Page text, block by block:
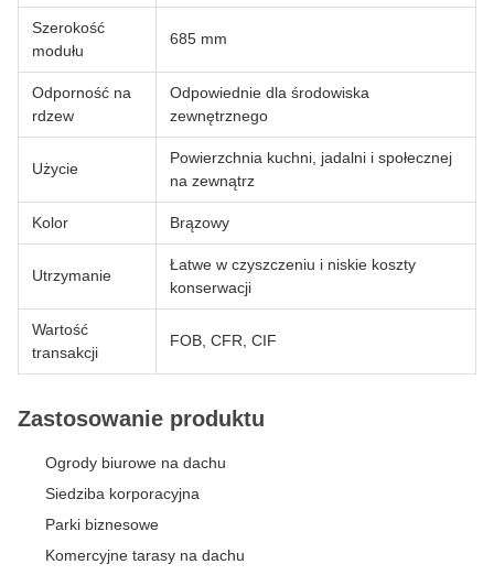
Szerokość
modułu
685 mm
Odporność na
rdzew
Odpowiednie dla środowiska
zewnętrznego
Użycie
Powierzchnia kuchni, jadalni i społecznej
na zewnątrz
Kolor Brązowy
Utrzymanie
Łatwe w czyszczeniu i niskie koszty
konserwacji
Wartość
transakcji
FOB, CFR, CIF
Zastosowanie produktu
Ogrody biurowe na dachu
Siedziba korporacyjna
Parki biznesowe
Komercyjne tarasy na dachu